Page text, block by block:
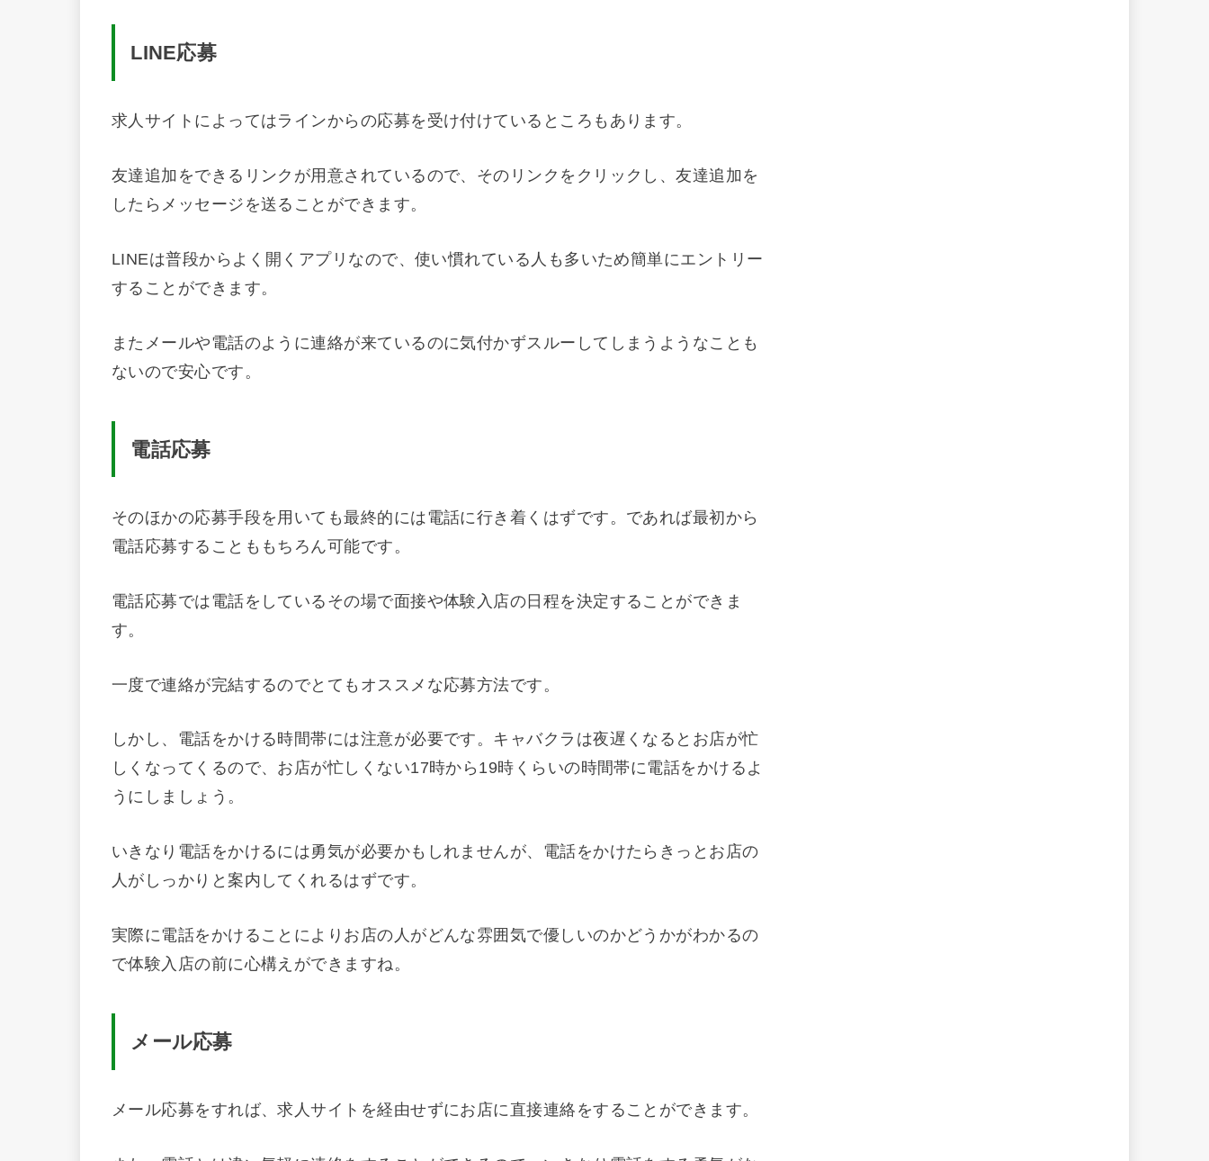
LINE応募
求人サイトによってはラインからの応募を受け付けているところもあります。
友達追加をできるリンクが用意されているので、そのリンクをクリックし、友達追加を
したらメッセージを送ることができます。
LINEは普段からよく開くアプリなので、使い慣れている人も多いため簡単にエントリー
することができます。
またメールや電話のように連絡が来ているのに気付かずスルーしてしまうようなことも
ないので安心です。
電話応募
そのほかの応募手段を用いても最終的には電話に行き着くはずです。であれば最初から
電話応募することももちろん可能です。
電話応募では電話をしているその場で面接や体験入店の日程を決定することができま
す。
一度で連絡が完結するのでとてもオススメな応募方法です。
しかし、電話をかける時間帯には注意が必要です。キャバクラは夜遅くなるとお店が忙
しくなってくるので、お店が忙しくない17時から19時くらいの時間帯に電話をかけるよ
うにしましょう。
いきなり電話をかけるには勇気が必要かもしれませんが、電話をかけたらきっとお店の
人がしっかりと案内してくれるはずです。
実際に電話をかけることによりお店の人がどんな雰囲気で優しいのかどうかがわかるの
で体験入店の前に心構えができますね。
メール応募
メール応募をすれば、求人サイトを経由せずにお店に直接連絡をすることができます。